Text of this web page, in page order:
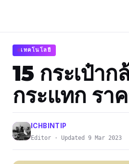
เทคโนโลยี
15 กระเป๋า
กระแทก รา
ICHBINTIP
Editor · Updated 9 Mar 2023